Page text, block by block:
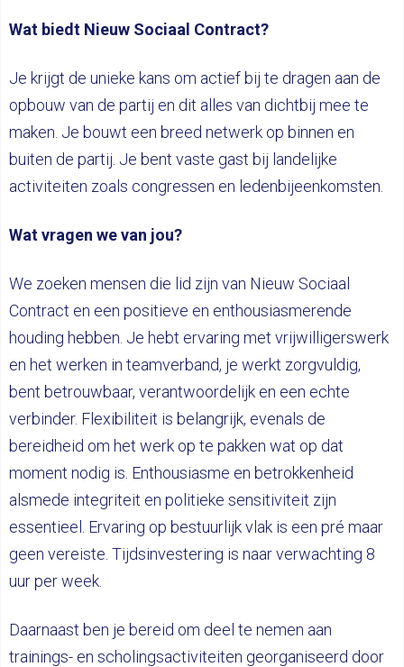
Wat biedt Nieuw Sociaal Contract?
Je krijgt de unieke kans om actief bij te dragen aan de
opbouw van de partij en dit alles van dichtbij mee te
maken. Je bouwt een breed netwerk op binnen en
buiten de partij. Je bent vaste gast bij landelijke
activiteiten zoals congressen en ledenbijeenkomsten.
Wat vragen we van jou?
We zoeken mensen die lid zijn van Nieuw Sociaal
Contract en een positieve en enthousiasmerende
houding hebben. Je hebt ervaring met vrijwilligerswerk
en het werken in teamverband, je werkt zorgvuldig,
bent betrouwbaar, verantwoordelijk en een echte
verbinder. Flexibiliteit is belangrijk, evenals de
bereidheid om het werk op te pakken wat op dat
moment nodig is. Enthousiasme en betrokkenheid
alsmede integriteit en politieke sensitiviteit zijn
essentieel. Ervaring op bestuurlijk vlak is een pré maar
geen vereiste. Tijdsinvestering is naar verwachting 8
uur per week.
Daarnaast ben je bereid om deel te nemen aan
trainings- en scholingsactiviteiten georganiseerd door